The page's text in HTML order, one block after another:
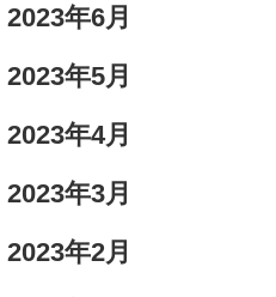
2023年6月
2023年5月
2023年4月
2023年3月
2023年2月